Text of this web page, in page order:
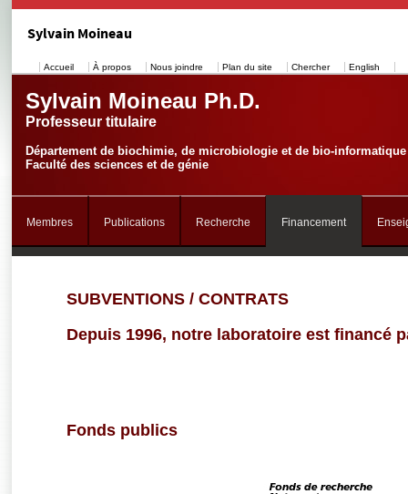
Sylvain Moineau
Accueil À propos Nous joindre Plan du site Chercher English
Sylvain Moineau Ph.D.
Professeur titulaire
Département de biochimie, de microbiologie et de bio-informatique
Faculté des sciences et de génie
Membres Publications Recherche Financement
SUBVENTIONS / CONTRATS
Depuis 1996, notre laboratoire est financé
Fonds publics